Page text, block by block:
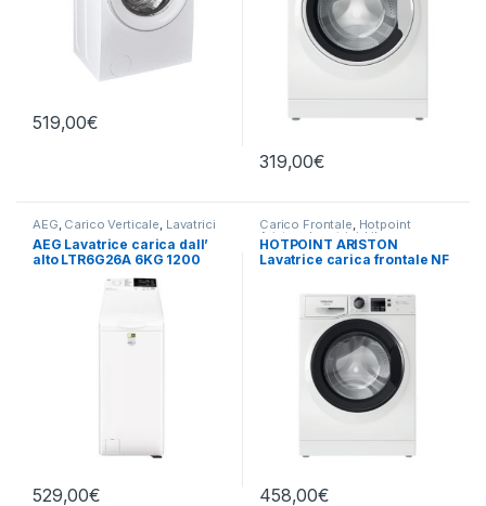
519,00€
319,00€
AEG, Carico Verticale, Lavatrici
AEG Lavatrice carica dall’
alto LTR6G26A 6KG 1200
529,00€
Carico Frontale, Hotpoint
Ariston, Lavatrici,Libera
Installazione
HOTPOINT ARISTON
Lavatrice carica frontale NF
458,00€